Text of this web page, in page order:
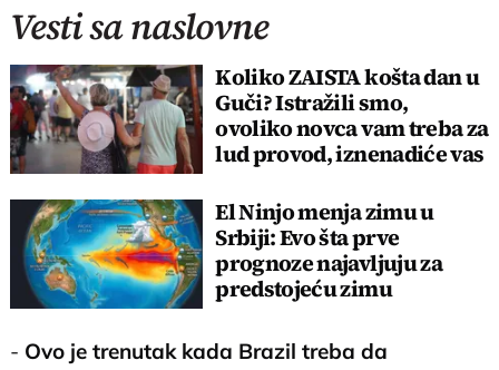
Vesti sa naslovne
Koliko ZAISTA košta dan u
Guči? Istražili smo,
ovoliko novca vam treba za
lud provod, iznenadiće vas
El Ninjo menja zimu u
Srbiji: Evo šta prve
prognoze najavljuju za
predstojeću zimu
- Ovo je trenutak kada Brazil treba da